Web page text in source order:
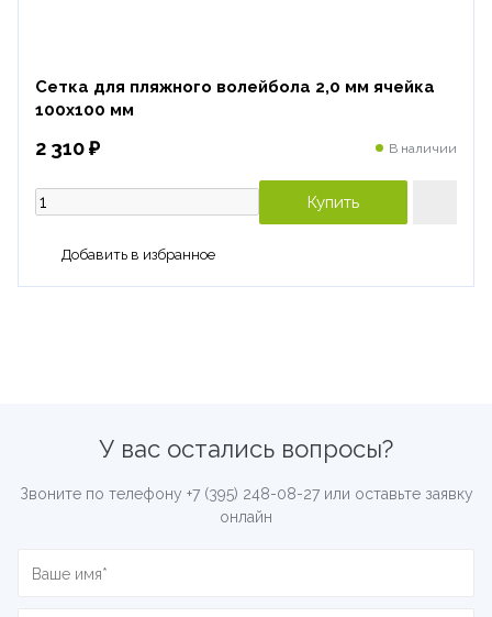
Сетка для пляжного волейбола 2,0 мм ячейка
100х100 мм
2 310 ₽ В наличии
Купить
Добавить в избранное
У вас остались вопросы?
Звоните по телефону +7 (395) 248-08-27или оставьте заявку
онлайн